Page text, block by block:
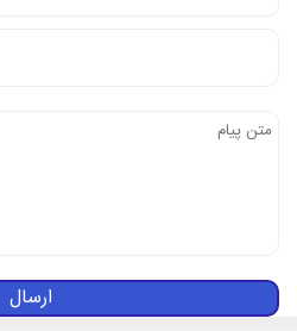
ارسال